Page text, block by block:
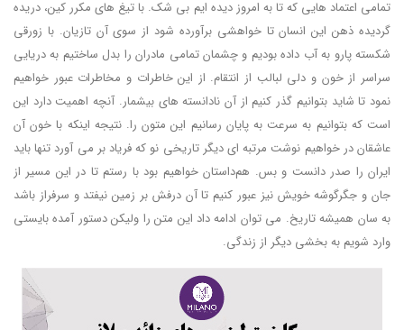
تمامی اعتماد هایی که تا به امروز دیده ایم بی شک. با تیغ های مکرر کین، دریده
گردیده ذهن این انسان تا خواهشی برآورده شود از سوی آن تازیان. با زورقی
شکسته پارو به آب داده بودیم و چشمان تمامی مادران را بدل ساختیم به دریایی
سراسر از خون و دلی لبالب از انتقام. از این خاطرات و مخاطرات عبور خواهیم
نمود تا شاید بتوانیم گذر کنیم از آن نادانسته های بیشمار. آنچه اهمیت دارد این
است که بتوانیم به سرعت به پایان رسانیم این متون را. نتیجه اینکه با خون آن
عاشقان در خواهیم نوشت مرتبه ای دیگر تاریخی نو که فریاد بر می آورد تنها باید
ایران را صدر دانست و بس. هم‌داستان خواهیم بود با رستم تا در این مسیر از
جان و جگرگوشه خویش نیز عبور کنیم تا آن درفش بر زمین نیفتد و سرفراز باشد
به سان همیشه تاریخ. می توان ادامه داد این متن را ولیکن دستور آمده بایستی
وارد شویم به بخشی دیگر از زندگی.